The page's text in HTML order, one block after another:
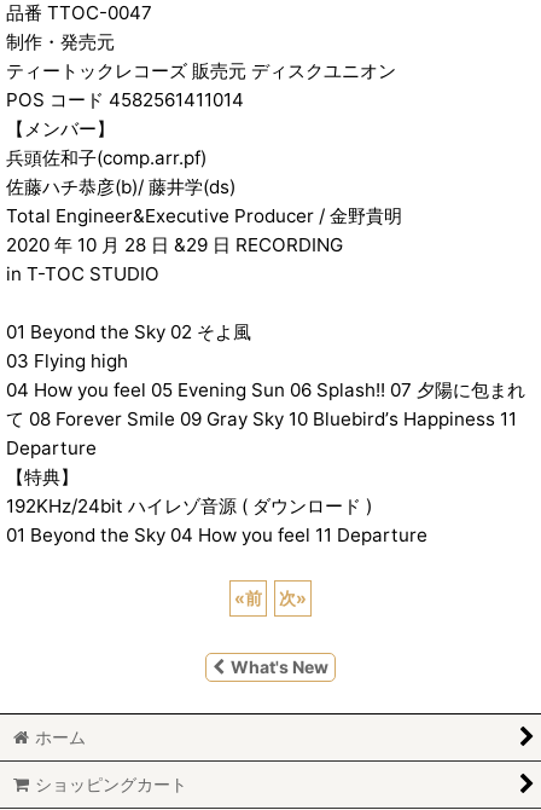
品番 TTOC-0047
制作・発売元
ティートックレコーズ 販売元 ディスクユニオン
POS コード 4582561411014
【メンバー】
兵頭佐和子(comp.arr.pf)
佐藤ハチ恭彦(b)/ 藤井学(ds)
Total Engineer&Executive Producer / 金野貴明
2020 年 10 月 28 日 &29 日 RECORDING
in T-TOC STUDIO
01 Beyond the Sky 02 そよ風
03 Flying high
04 How you feel 05 Evening Sun 06 Splash!! 07 夕陽に包まれ
て 08 Forever Smile 09 Gray Sky 10 Bluebirdʼs Happiness 11
Departure
【特典】
192KHz/24bit ハイレゾ音源 ( ダウンロード )
01 Beyond the Sky 04 How you feel 11 Departure
«前 次»
What's New
ホーム
ショッピングカート